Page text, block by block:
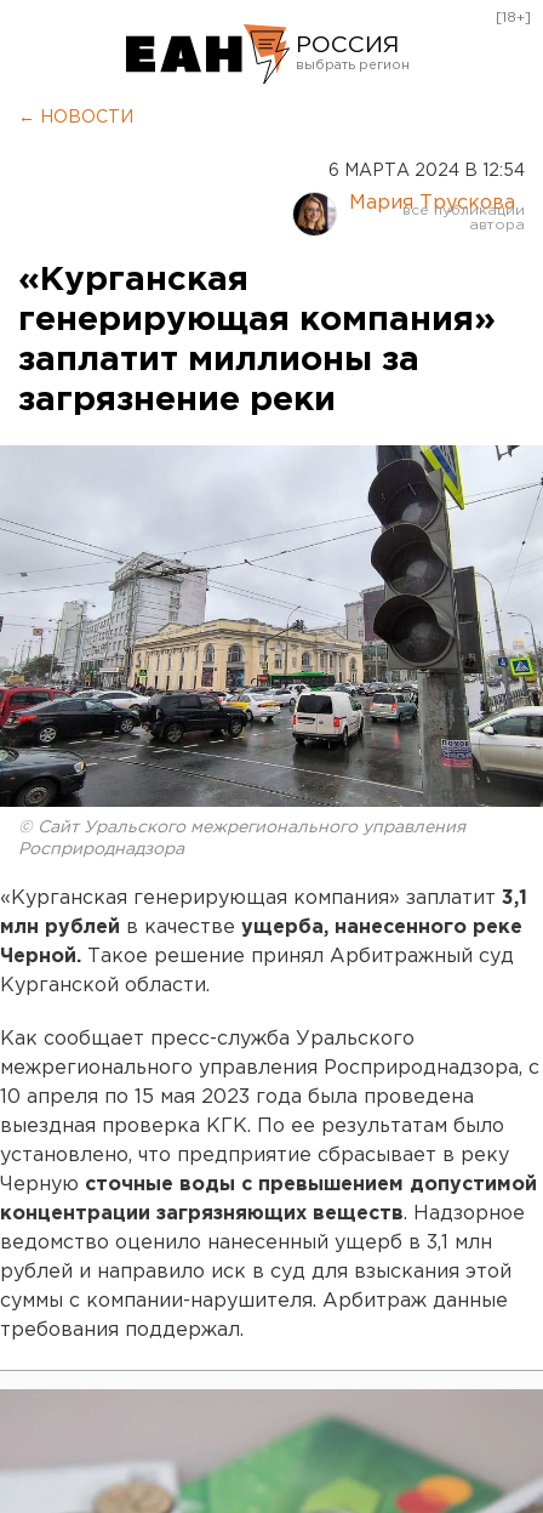
РОССИЯ
Курган
Оренбург
[18+]
← НОВОСТИ
6 МАРТА 2024 В 12:54
Мария Трускова
«Курганская
генерирующая компания»
заплатит миллионы за
загрязнение реки
© Сайт Уральского межрегионального управления
Росприроднадзора
«Курганская генерирующая компания» заплатит 3,1
млн рублей в качестве ущерба, нанесенного реке
Черной. Такое решение принял Арбитражный суд
Курганской области.
Как сообщает пресс-служба Уральского
межрегионального управления Росприроднадзора, с
10 апреля по 15 мая 2023 года была проведена
выездная проверка КГК. По ее результатам было
установлено, что предприятие сбрасывает в реку
Черную сточные воды с превышением допустимой
концентрации загрязняющих веществ. Надзорное
ведомство оценило нанесенный ущерб в 3,1 млн
рублей и направило иск в суд для взыскания этой
суммы с компании-нарушителя. Арбитраж данные
требования поддержал.